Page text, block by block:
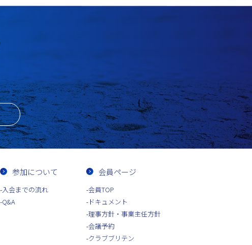
参加について
入会までの流れ
Q&A
会員ページ
会員TOP
ドキュメント
理事方針・事業主任方針
会議予約
クラブブリテン